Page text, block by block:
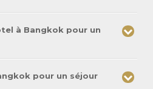
à Bangkok pour un
pour un séjour